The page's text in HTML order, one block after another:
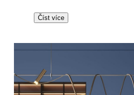
Číst více​